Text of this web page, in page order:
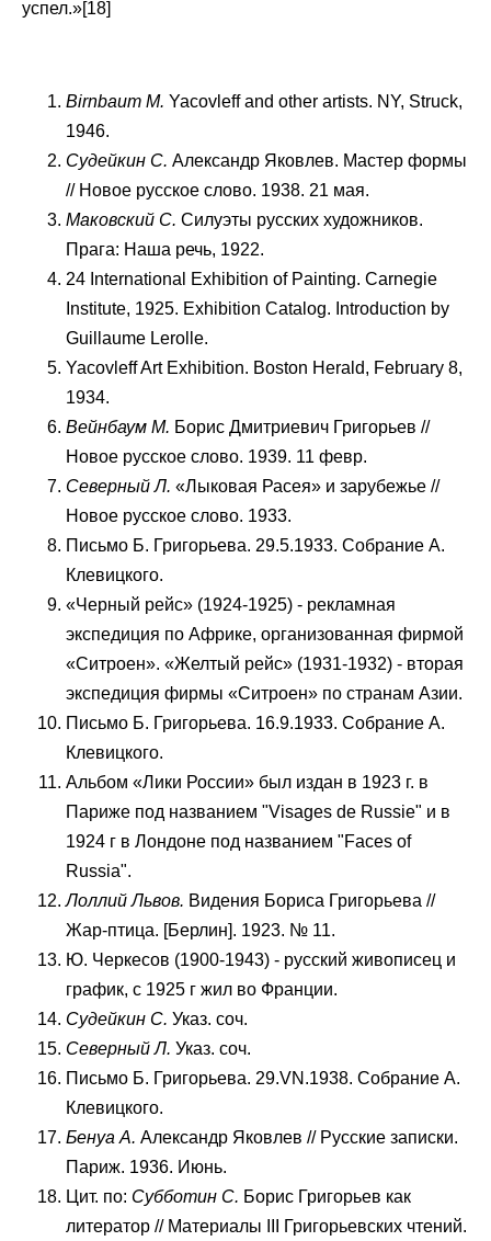
успел.»[18]
Birnbaum М. Yacovleff and other artists. NY, Struck,
1946.
Судейкин C. Александр Яковлев. Мастер формы
// Новое русское слово. 1938. 21 мая.
Маковский С. Силуэты русских художников.
Прага: Наша речь, 1922.
24 International Exhibition of Painting. Carnegie
Institute, 1925. Exhibition Catalog. Introduction by
Guillaume Lerolle.
Yacovleff Art Exhibition. Boston Herald, February 8,
1934.
Вейнбаум М. Борис Дмитриевич Григорьев //
Новое русское слово. 1939. 11 февр.
Северный Л. «Лыковая Расея» и зарубежье //
Новое русское слово. 1933.
Письмо Б. Григорьева. 29.5.1933. Собрание А.
Клевицкого.
«Черный рейс» (1924-1925) - рекламная
экспедиция по Африке, организованная фирмой
«Ситроен». «Желтый рейс» (1931-1932) - вторая
экспедиция фирмы «Ситроен» по странам Азии.
Письмо Б. Григорьева. 16.9.1933. Собрание А.
Клевицкого.
Альбом «Лики России» был издан в 1923 г. в
Париже под названием "Visages de Russie" и в
1924 г в Лондоне под названием "Faces of
Russia".
Лоллий Львов. Видения Бориса Григорьева //
Жар-птица. [Берлин]. 1923. № 11.
Ю. Черкесов (1900-1943) - русский живописец и
график, с 1925 г жил во Франции.
Судейкин C. Указ. соч.
Северный Л. Указ. соч.
Письмо Б. Григорьева. 29.VN.1938. Собрание А.
Клевицкого.
Бенуа А. Александр Яковлев // Русские записки.
Париж. 1936. Июнь.
Цит. по: Субботин C. Борис Григорьев как
литератор // Материалы III Григорьевских чтений.